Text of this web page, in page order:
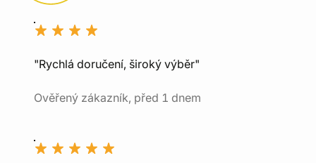
"Rychlá doručení, široký výběr"
Ověřený zákazník, před 1 dnem